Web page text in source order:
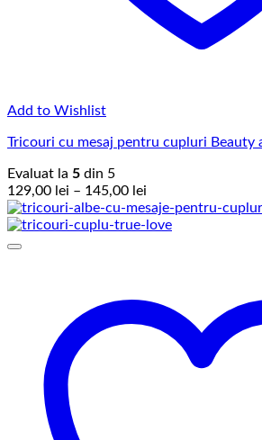
Add to Wishlist
Tricouri cu mesaj pentru cupluri Beauty
Evaluat la 5 din 5
129,00 lei – 145,00 lei
de
prețuri: